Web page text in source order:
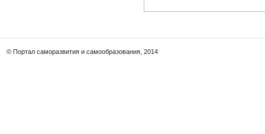
© Портал саморазвития и самообразования, 2014